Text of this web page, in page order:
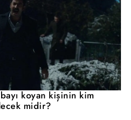
koyan kişinin kim
midir?